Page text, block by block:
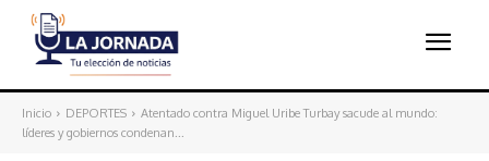
Inicio DEPORTES
Atentado contra Miguel Uribe Turbay sacude al mundo:
líderes y gobiernos condenan...